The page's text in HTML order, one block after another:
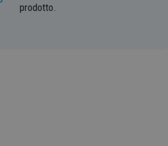
prodotto.